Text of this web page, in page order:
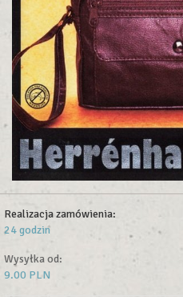
Realizacja zamówienia:
24 godzin
Wysyłka od:
9.00 PLN